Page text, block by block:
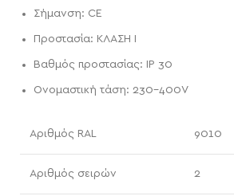
Σήμανση: CE
Προστασία: ΚΛΑΣΗ I
Βαθμός προστασίας: IP 30
Ονομαστική τάση: 230-400V
Αριθμός RAL 9010
Αριθμός σειρών 2